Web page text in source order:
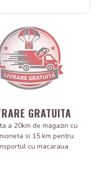
GRATUITA
a 20km de magazin cu
si 15 km pentru
cu macaraua